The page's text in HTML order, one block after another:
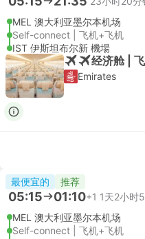
MEL 澳大利亚墨尔本机场
Self-connect | 飞机+飞机
IST 伊斯坦布尔新 機場
经济舱 |
Emirates
最便宜的 推荐
05:15 01:10+1 1天2小时
MEL 澳大利亚墨尔本机场
Self-connect | 飞机+飞机